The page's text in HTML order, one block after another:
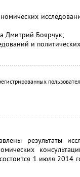
Дмитрий Боярчук;
и
результаты
1 июля 2014